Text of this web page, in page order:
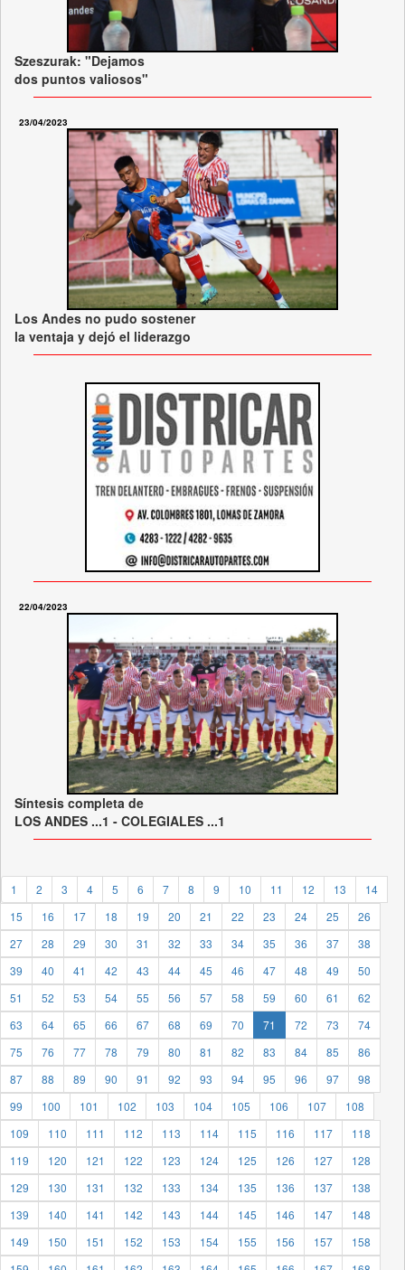
Szeszurak: "Dejamos
dos puntos valiosos"
23/04/2023
Los Andes no pudo sostener
la ventaja y dejó el liderazgo
22/04/2023
Síntesis completa de
LOS ANDES ...1 - COLEGIALES ...1
1 2 3 4 5 6 7 8 9 10 11 12 13
14
15
16 17 18 19 20 21 22 23 24 25
26
27
28 29 30 31 32 33 34 35 36 37
38
39
40 41 42 43 44 45 46 47 48 49
50
51
52 53 54 55 56 57 58 59 60 61
62
63
64 65 66 67 68 69 70 71 72 73
74
75
76 77 78 79 80 81 82 83 84 85
86
87
88 89 90 91 92 93 94 95 96 97
98
99
100 101 102 103 104 105 106 107
108
109
110 111 112 113 114 115 116 117
118
119
120 121 122 123 124 125 126 127
128
129
130 131 132 133 134 135 136 137
138
139
140 141 142 143 144 145 146 147
148
149
150 151 152 153 154 155 156 157
158